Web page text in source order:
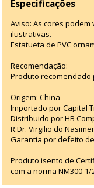
Especificações
Aviso: As cores
ilustrativas.
Estatueta de PVC
Recomendação:
Produto recomendado
Origem: China
Importado por Capital
Distribuido por HB
R.Dr. Virgilio do
Garantia por defeito
Produto isento de
com a norma NM300-